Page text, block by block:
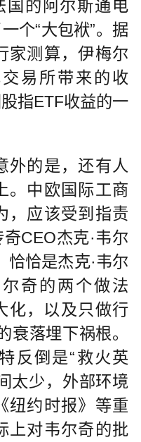
国的阿尔斯通电
个“大包袱”。据
家测算，伊梅尔
易所带来的收
指ETF收益的一
的是，还有人
。中欧国际工商
，应该受到指责
CEO杰克·韦尔
恰恰是杰克·韦尔
奇的两个做法
，以及只做行
衰落埋下祸根。
反倒是“救火英
太少，外部环境
纽约时报》等重
上对韦尔奇的批